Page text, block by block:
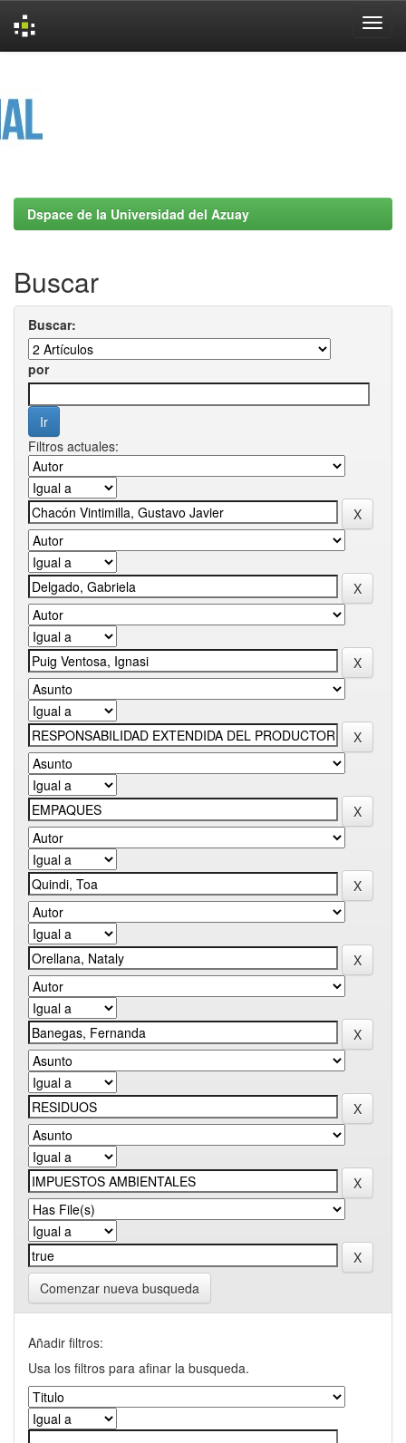
Dspace de la Universidad del Azuay
Buscar
Buscar:
por
Filtros actuales:
Comenzar nueva busqueda
Añadir filtros:
Usa los filtros para afinar la busqueda.